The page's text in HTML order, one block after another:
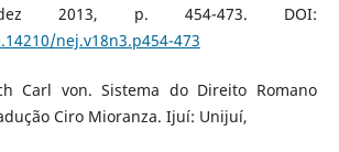
2013, p. 454-473. DOI:
nej.v18n3.p454-473
Carl von. Sistema do Direito Romano
Ciro Mioranza. Ijuí: Unijuí,